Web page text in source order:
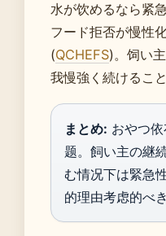
水が饮めるなら紧
フード拒否が慢性
(QCHEFS)。饲い
我慢強く続けるこ
まとめ: おやつ
题。飼い主の継
む情况下は緊急
的理由考虑的べ